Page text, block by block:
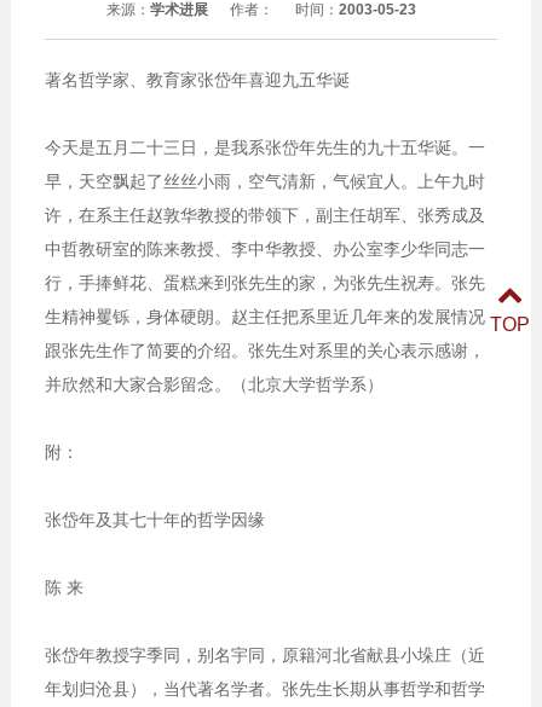
来源：学术进展 作者： 时间：2003-05-23
著名哲学家、教育家张岱年喜迎九五华诞
今天是五月二十三日，是我系张岱年先生的九十五华诞。一
早，天空飘起了丝丝小雨，空气清新，气候宜人。上午九时
许，在系主任赵敦华教授的带领下，副主任胡军、张秀成及
中哲教研室的陈来教授、李中华教授、办公室李少华同志一
行，手捧鲜花、蛋糕来到张先生的家，为张先生祝寿。张先
生精神矍铄，身体硬朗。赵主任把系里近几年来的发展情况
跟张先生作了简要的介绍。张先生对系里的关心表示感谢，
并欣然和大家合影留念。（北京大学哲学系）
附：
张岱年及其七十年的哲学因缘
陈 来
张岱年教授字季同，别名宇同，原籍河北省献县小垛庄（近
年划归沧县），当代著名学者。张先生长期从事哲学和哲学
TOP